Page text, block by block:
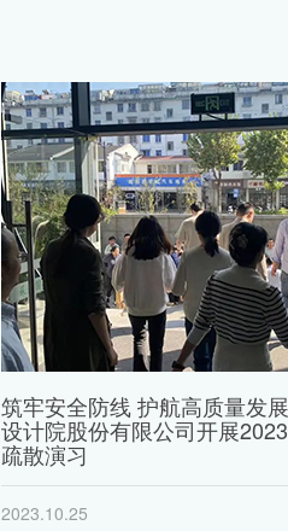
筑牢安全防线 护航高质量
设计院股份有限公司开展
疏散演习
2023.10.25